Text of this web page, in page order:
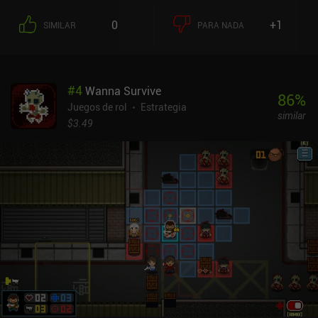
SIMILAR 0 PARA NADA +1
#4Wanna Survive
Juegos de rol
Estrategia
$3.49
86%
similar